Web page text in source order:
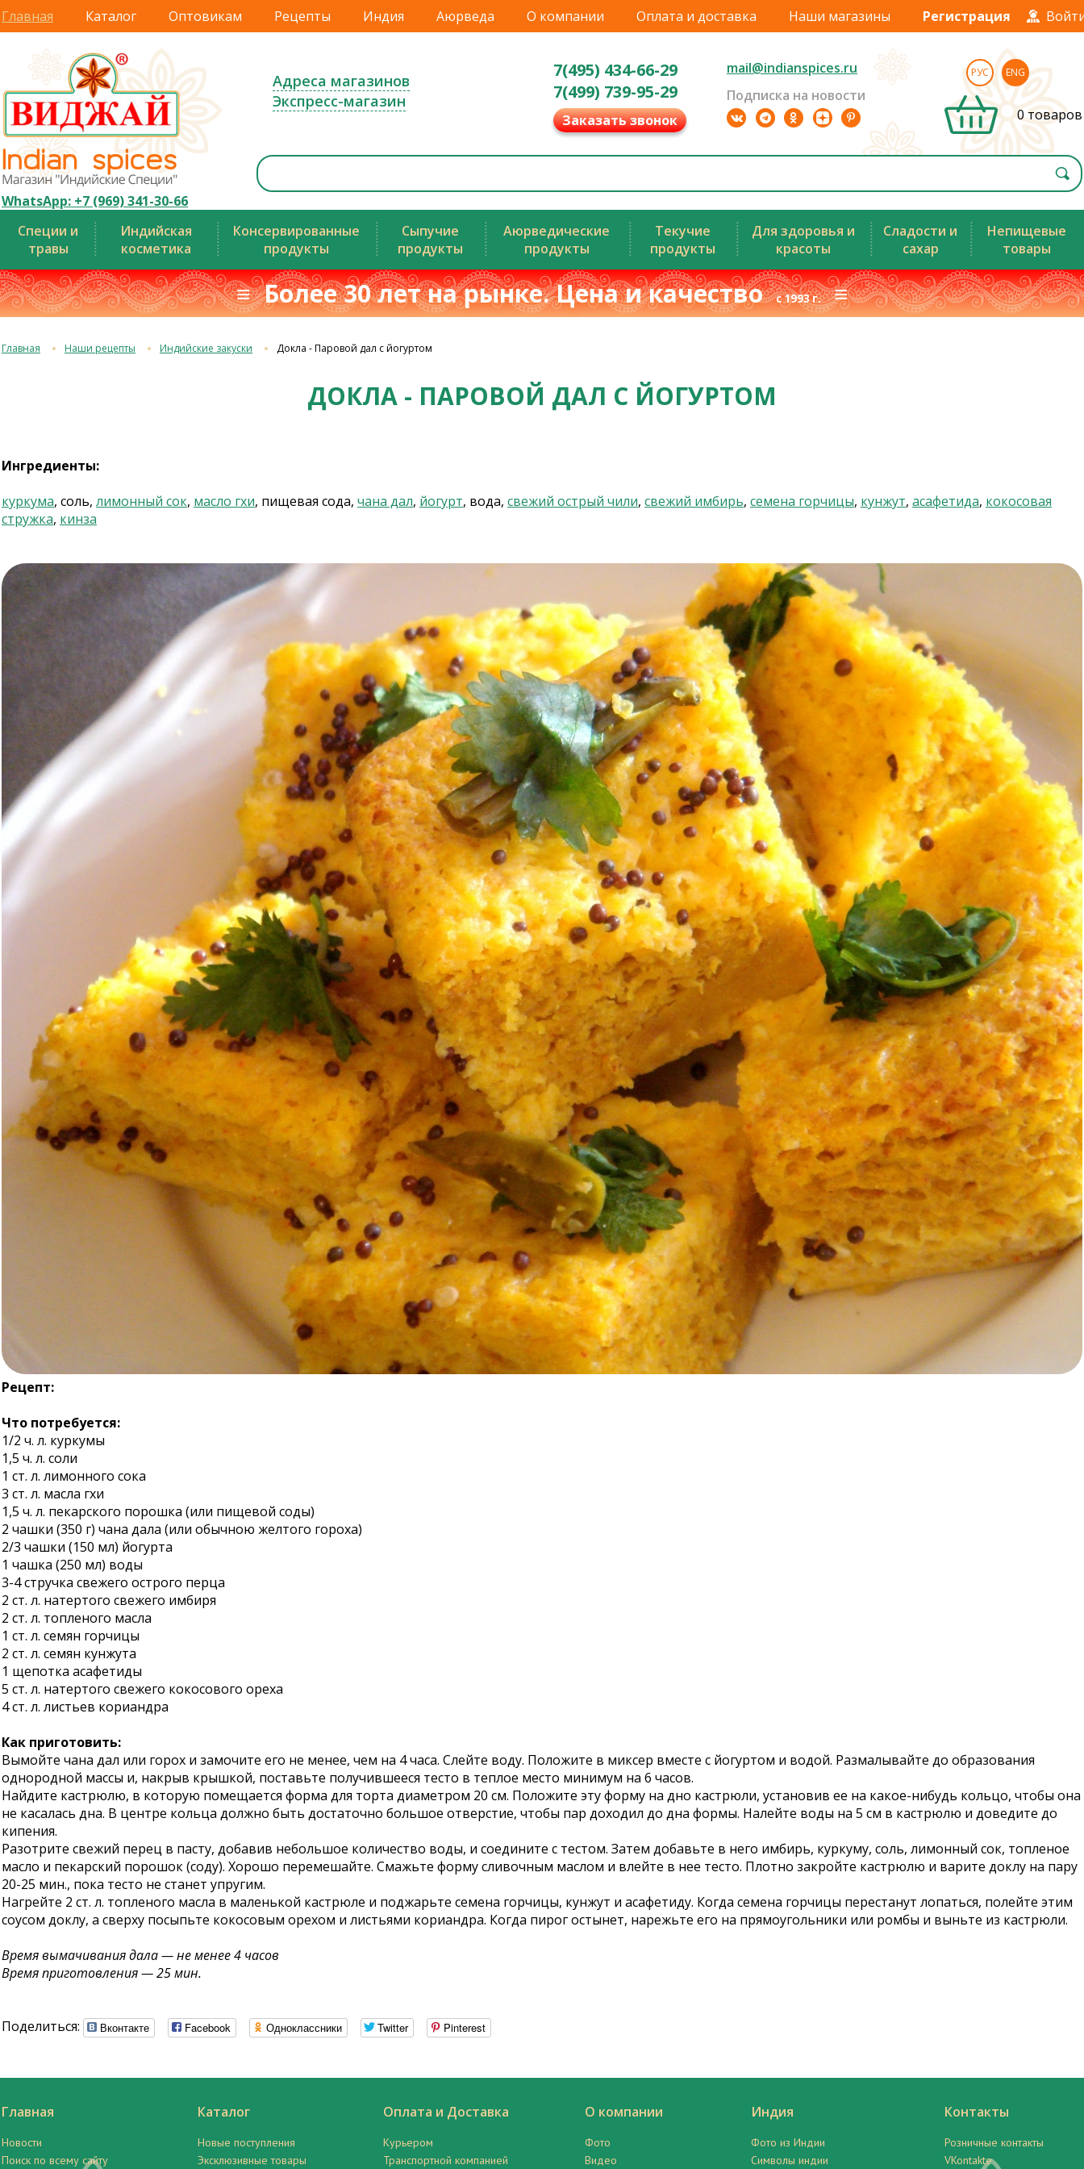
Главная Каталог Оптовикам Рецепты Индия Аюрведа О компании Оплата и доставка Наши магазины Регистрация
WhatsApp: +7 (969) 341-30-66
Адреса магазинов
Экспресс-магазин
7(495) 434-66-29
7(499) 739-95-29
Заказать звонок
mail@indianspices.ru
Подписка на новости
РУС ENG
0 товаров
Специи и
травы
Индийская
косметика
Консервированные
продукты
Сыпучие
продукты
Аюрведические
продукты
Текучие
продукты
Для здоровья и
красоты
Сладости и
сахар
Непищевые
товары
≡ Более 30 лет на рынке. Цена и качествос 1993 г.≡
Главная Наши рецепты Индийские закуски Докла - Паровой дал с йогуртом
ДОКЛА - ПАРОВОЙ ДАЛ С ЙОГУРТОМ
Ингредиенты:
куркума, соль, лимонный сок, масло гхи, пищевая сода, чана дал, йогурт, вода, свежий острый чили, свежий имбирь, семена горчицы, кунжут, асафетида, кокосовая
стружка, кинза
Рецепт:
Что потребуется:
1/2 ч. л. куркумы
1,5 ч. л. соли
1 ст. л. лимонного сока
3 ст. л. масла гхи
1,5 ч. л. пекарского порошка (или пищевой соды)
2 чашки (350 г) чана дала (или обычною желтого гороха)
2/3 чашки (150 мл) йогурта
1 чашка (250 мл) воды
3-4 стручка свежего острого перца
2 ст. л. натертого свежего имбиря
2 ст. л. топленого масла
1 ст. л. семян горчицы
2 ст. л. семян кунжута
1 щепотка асафетиды
5 ст. л. натертого свежего кокосового ореха
4 ст. л. листьев кориандра
Как приготовить:
Вымойте чана дал или горох и замочите его не менее, чем на 4 часа. Слейте воду. Положите в миксер вместе с йогуртом и водой. Размалывайте до образования
однородной массы и, накрыв крышкой, поставьте получившееся тесто в теплое место минимум на 6 часов.
Найдите кастрюлю, в которую помещается форма для торта диаметром 20 см. Положите эту форму на дно кастрюли, установив ее на какое-нибудь кольцо, чтобы она
не касалась дна. В центре кольца должно быть достаточно большое отверстие, чтобы пар доходил до дна формы. Налейте воды на 5 см в кастрюлю и доведите до
кипения.
Разотрите свежий перец в пасту, добавив небольшое количество воды, и соедините с тестом. Затем добавьте в него имбирь, куркуму, соль, лимонный сок, топленое
масло и пекарский порошок (соду). Хорошо перемешайте. Смажьте форму сливочным маслом и влейте в нее тесто. Плотно закройте кастрюлю и варите доклу на пару
20-25 мин., пока тесто не станет упругим.
Нагрейте 2 ст. л. топленого масла в маленькой кастрюле и поджарьте семена горчицы, кунжут и асафетиду. Когда семена горчицы перестанут лопаться, полейте этим
соусом доклу, а сверху посыпьте кокосовым орехом и листьями кориандра. Когда пирог остынет, нарежьте его на прямоугольники или ромбы и выньте из кастрюли.
Время вымачивания дала — не менее 4 часов
Время приготовления — 25 мин.
Поделиться: Вконтакте Facebook Одноклассники Twitter Pinterest
Главная
Новости
Поиск по всему сайту
Каталог
Новые поступления
Эксклюзивные товары
Оплата и Доставка
Курьером
Транспортной компанией
О компании
Фото
Видео
Индия
Фото из Индии
Символы индии
Контакты
Розничные контакты
VKontakte